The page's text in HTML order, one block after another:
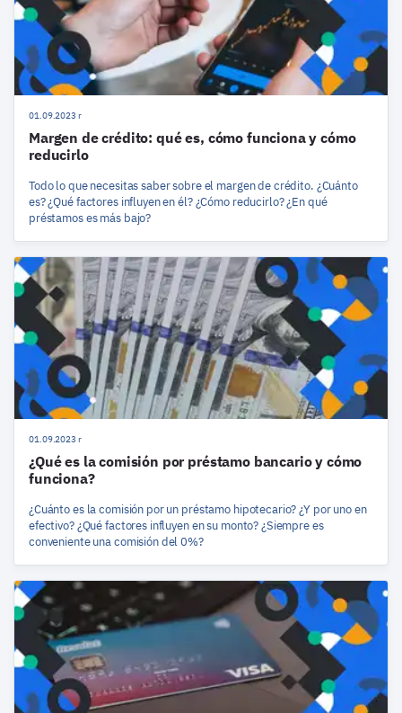
01.09.2023 r
Margen de crédito: qué es, cómo funciona y cómo
reducirlo
Todo lo que necesitas saber sobre el margen de crédito. ¿Cuánto
es? ¿Qué factores influyen en él? ¿Cómo reducirlo? ¿En qué
préstamos es más bajo?
01.09.2023 r
¿Qué es la comisión por préstamo bancario y cómo
funciona?
¿Cuánto es la comisión por un préstamo hipotecario? ¿Y por uno en
efectivo? ¿Qué factores influyen en su monto? ¿Siempre es
conveniente una comisión del 0%?